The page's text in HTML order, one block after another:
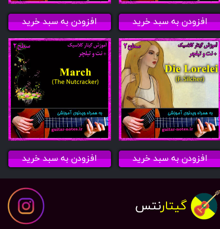
افزودن به سبد خرید افزودن به سبد خرید
افزودن به سبد خرید افزودن به سبد خرید
گیتارنتس